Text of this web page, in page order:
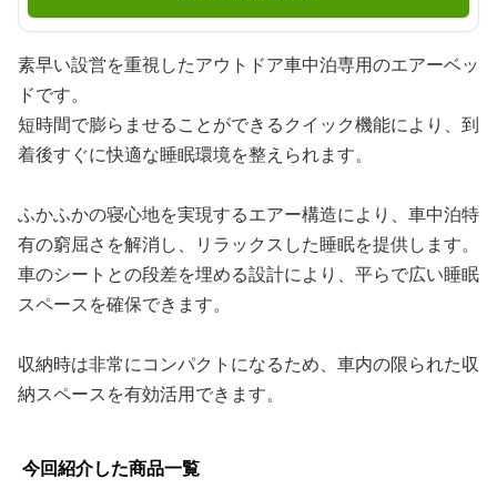
素早い設営を重視したアウトドア車中泊専用のエアーベッ
ドです。
短時間で膨らませることができるクイック機能により、到
着後すぐに快適な睡眠環境を整えられます。
ふかふかの寝心地を実現するエアー構造により、車中泊特
有の窮屈さを解消し、リラックスした睡眠を提供します。
車のシートとの段差を埋める設計により、平らで広い睡眠
スペースを確保できます。
収納時は非常にコンパクトになるため、車内の限られた収
納スペースを有効活用できます。
今回紹介した商品一覧